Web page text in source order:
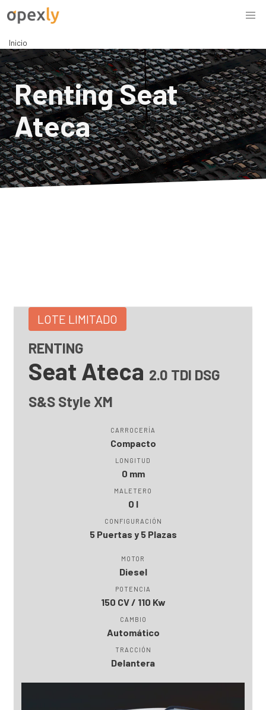
Inicio
Renting Seat
Ateca
LOTE LIMITADO
RENTING
Seat Ateca 2.0 TDI DSG
S&S Style XM
CARROCERÍA
Compacto
LONGITUD
0 mm
MALETERO
0 l
CONFIGURACIÓN
5 Puertas y 5 Plazas
MOTOR
Diesel
POTENCIA
150 CV / 110 Kw
CAMBIO
Automático
TRACCIÓN
Delantera